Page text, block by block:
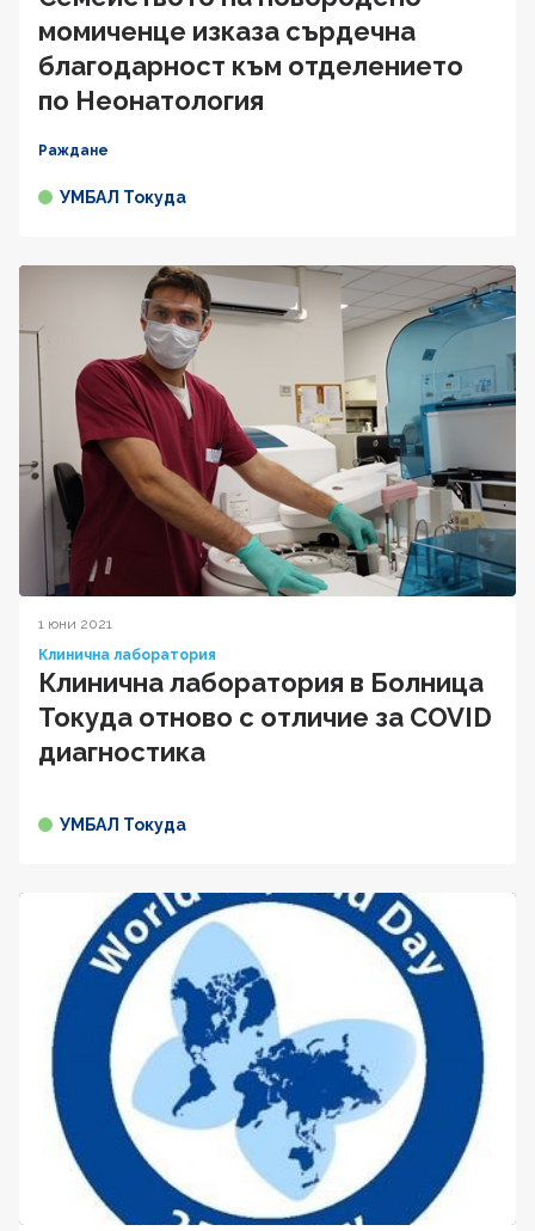
момиченце изказа сърдечна
благодарност към отделението
по Неонатология
Раждане
УМБАЛ Токуда
1 юни 2021
Клинична лаборатория
Клинична лаборатория в Болница
Токуда отново с отличие за COVID
диагностика
УМБАЛ Токуда